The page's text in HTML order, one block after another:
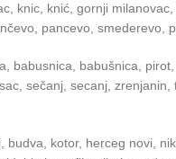
knic, knić, gornji
pancevo, smederevo,
babusnica, babušnica,
sečanj, secanj,
kotor, herceg novi,